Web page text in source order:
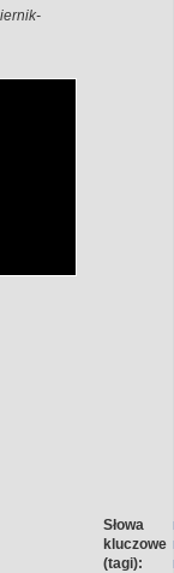
Słowa
kluczowe
(tagi):